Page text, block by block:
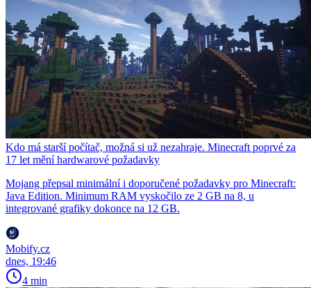
Kdo má starší počítač, možná si už nezahraje. Minecraft poprvé za
17 let mění hardwarové požadavky
Mojang přepsal minimální i doporučené požadavky pro Minecraft:
Java Edition. Minimum RAM vyskočilo ze 2 GB na 8, u
integrované grafiky dokonce na 12 GB.
Mobify.cz
dnes, 19:46
4 min